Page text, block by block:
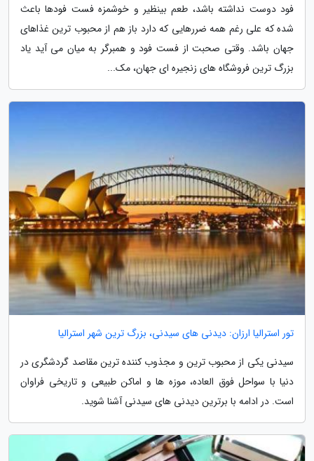
فود دوست نداشته باشد، طعم بینظیر و خوشمزه فست فودها باعث
شده که علی رغم همه ضررهایی که دارد باز هم از محبوب ترین غذاهای
جهان باشد. وقتی صحبت از فست فود و همبرگر به میان می آید یاد
بزرگ ترین فروشگاه های زنجیره ای جهان، مک...
تور استرالیا ارزان: دیدنی های سیدنی، بزرگ ترین شهر استرالیا
سیدنی یکی از محبوب ترین و مجذوب کننده ترین مقاصد گردشگری در
دنیا با سواحل فوق العاده، موزه ها و اماکن طبیعی و تاریخی فراوان
است. در ادامه با برترین دیدنی های سیدنی آشنا شوید.